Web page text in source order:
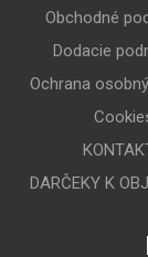
Obchodné
Dodacie
Ochrana
DARČEKY K